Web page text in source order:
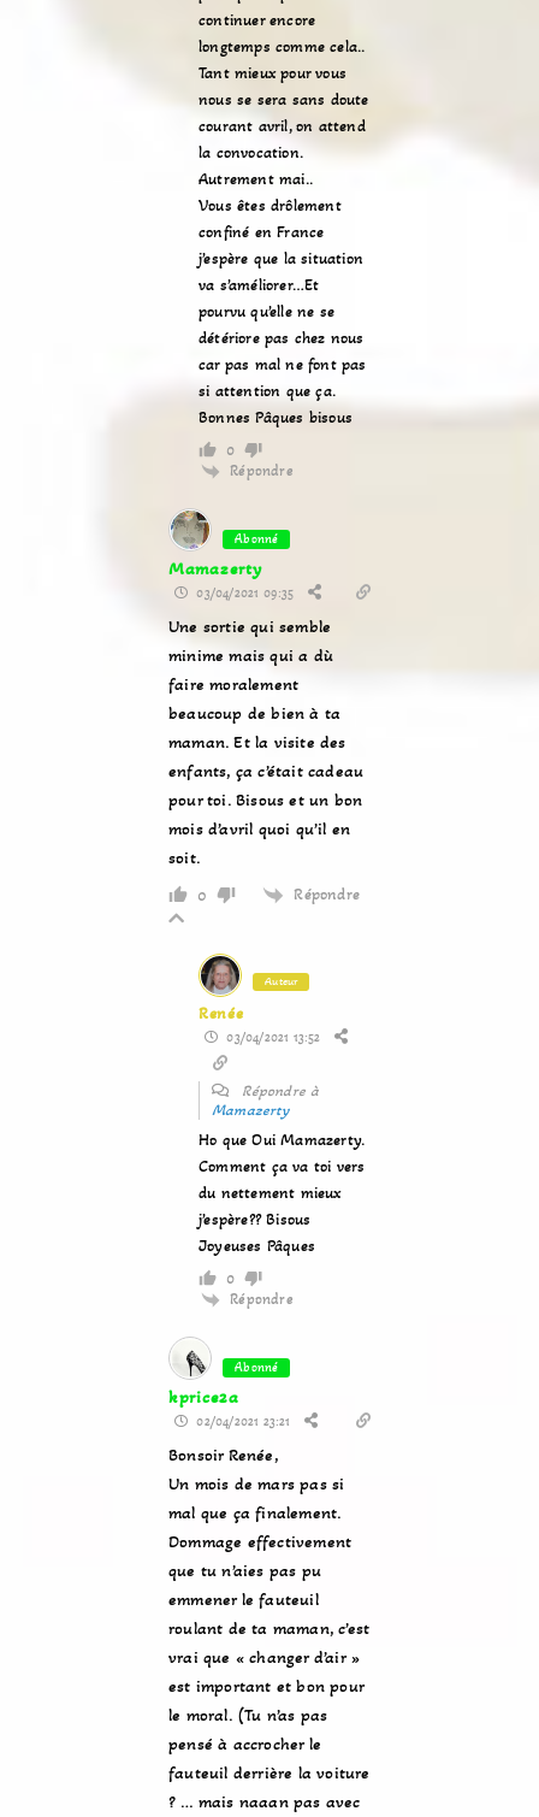
continuer encore
longtemps comme cela..
Tant mieux pour vous
nous se sera sans doute
courant avril, on attend
la convocation.
Autrement mai..
Vous êtes drôlement
confiné en France
j’espère que la situation
va s’améliorer…Et
pourvu qu’elle ne se
détériore pas chez nous
car pas mal ne font pas
si attention que ça.
Bonnes Pâques bisous
0
Répondre
Abonné
Mamazerty
03/04/2021 09:35
Une sortie qui semble
minime mais qui a dù
faire moralement
beaucoup de bien à ta
maman. Et la visite des
enfants, ça c’était cadeau
pour toi. Bisous et un bon
mois d’avril quoi qu’il en
soit.
0 Répondre
Auteur
Renée
03/04/2021 13:52
Répondre à
Mamazerty
Ho que Oui Mamazerty.
Comment ça va toi vers
du nettement mieux
j’espère?? Bisous
Joyeuses Pâques
0
Répondre
Abonné
kprice2a
02/04/2021 23:21
Bonsoir Renée,
Un mois de mars pas si
mal que ça finalement.
Dommage effectivement
que tu n’aies pas pu
emmener le fauteuil
roulant de ta maman, c’est
vrai que « changer d’air »
est important et bon pour
le moral. (Tu n’as pas
pensé à accrocher le
fauteuil derrière la voiture
? … mais naaan pas avec